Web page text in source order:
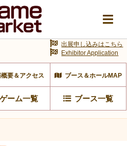
概要＆アクセス ブース＆ホールMAP
ゲーム一覧 ブース一覧
出展申し込みはこちら
Exhibitor Application